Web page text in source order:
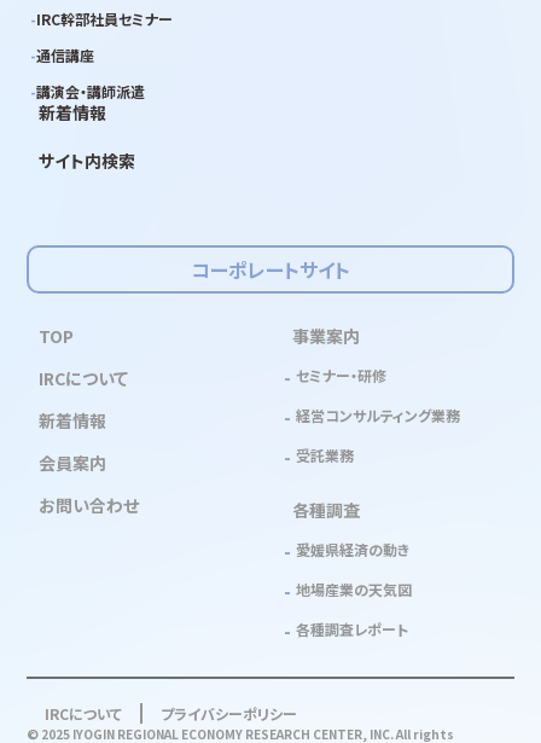
IRC幹部社員セミナー
通信講座
講演会・講師派遣
新着情報
サイト内検索
コーポレートサイト
TOP
IRCについて
新着情報
会員案内
お問い合わせ
事業案内
セミナー・研修
経営コンサルティング業務
受託業務
各種調査
愛媛県経済の動き
地場産業の天気図
各種調査レポート
IRCについて プライバシーポリシー
© 2025 IYOGIN REGIONAL ECONOMY RESEARCH CENTER, INC. All rights